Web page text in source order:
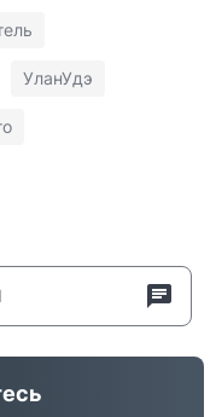
УланУдэ